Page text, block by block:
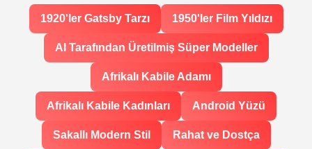
1920'ler Gatsby Tarzı 1950'ler Film Yıldızı
AI Tarafından Üretilmiş Süper Modeller
Afrikalı Kabile Adamı
Afrikalı Kabile Kadınları Android Yüzü
Sakallı Modern Stil Rahat ve Dostça